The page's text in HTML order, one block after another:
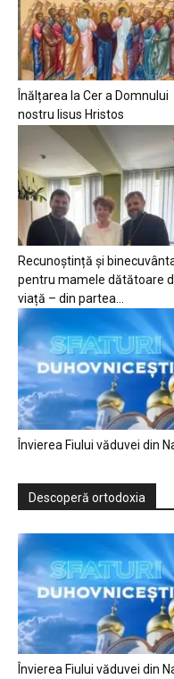
Înălțarea la Cer a Domnului
nostru Iisus Hristos
Recunoștință și
pentru mamele dătătoare
viață – din partea...
Învierea Fiului văduvei din
Descoperă ortodoxia
Învierea Fiului văduvei din